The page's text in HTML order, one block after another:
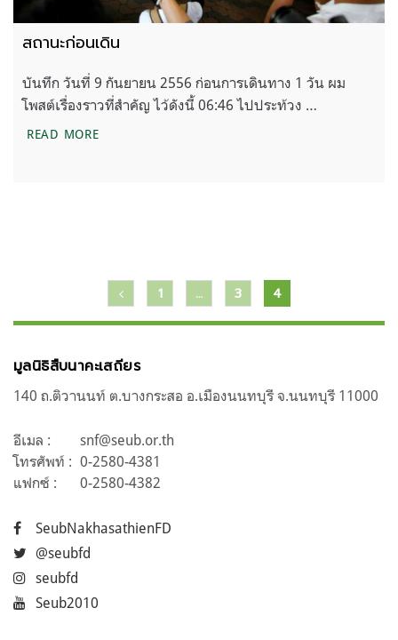
สถานะก่อนเดิน
บันทึก วันที่ 9 กันยายน 2556 ก่อนการเดินทาง 1 วัน ผม
โพสต์เรื่องราวที่สำคัญ ไว้ดังนี้ 06:46 ไปประท้วง …
READ MOREสถานะก่อนเดิน
เรื่อง
1 … 3 4
มูลนิธิสืบนาคะเสถียร
140 ถ.ติวานนท์ ต.บางกระสอ อ.เมืองนนทบุรี จ.นนทบุรี 11000
อีเมล :
snf@seub.or.th
โทรศัพท์ : 0-2580-4381
แฟกซ์ :
0-2580-4382
SeubNakhasathienFD
@seubfd
seubfd
Seub2010